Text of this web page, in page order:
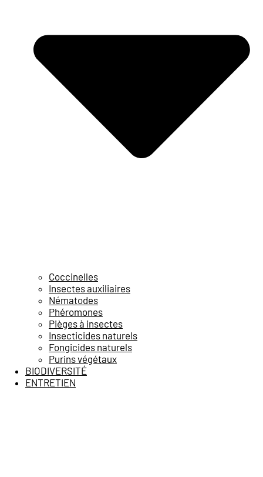
Coccinelles
Insectes auxiliaires
Nématodes
Phéromones
Pièges à insectes
Insecticides naturels
Fongicides naturels
Purins végétaux
BIODIVERSITÉ
ENTRETIEN